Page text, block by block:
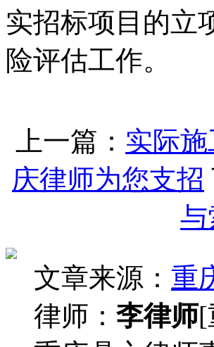
实招标项目的立
险评估工作。
上一篇： 实际
庆律师为您支招
与
文章来源： 重
律师： 李律师[